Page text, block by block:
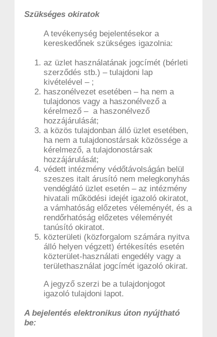
Szükséges okiratok
A tevékenység bejelentésekor a
kereskedőnek szükséges igazolnia:
az üzlet használatának jogcímét (bérleti
szerződés stb.) – tulajdoni lap
kivételével – ;
haszonélvezet esetében – ha nem a
tulajdonos vagy a haszonélvező a
kérelmező – a haszonélvező
hozzájárulását;
a közös tulajdonban álló üzlet esetében,
ha nem a tulajdonostársak közössége a
kérelmező, a tulajdonostársak
hozzájárulását;
védett intézmény védőtávolságán belül
szeszes italt árusító nem melegkonyhás
vendéglátó üzlet esetén – az intézmény
hivatali működési idejét igazoló okiratot,
a vámhatóság előzetes véleményét, és a
rendőrhatóság előzetes véleményét
tanúsító okiratot.
közterületi (közforgalom számára nyitva
álló helyen végzett) értékesítés esetén
közterület-használati engedély vagy a
területhasználat jogcímét igazoló okirat.
A jegyző szerzi be a tulajdonjogot
igazoló tulajdoni lapot.
A bejelentés elektronikus úton nyújtható
be: